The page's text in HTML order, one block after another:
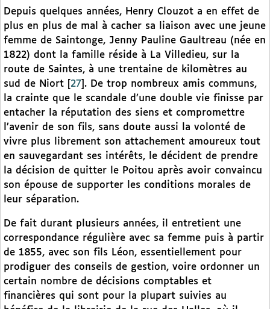
Depuis quelques années, Henry Clouzot a en effet de
plus en plus de mal à cacher sa liaison avec une jeune
femme de Saintonge, Jenny Pauline Gaultreau (née en
1822) dont la famille réside à La Villedieu, sur la
route de Saintes, à une trentaine de kilomètres au
sud de Niort
27 . De trop nombreux amis communs,
la crainte que le scandale d’une double vie finisse par
entacher la réputation des siens et compromettre
l’avenir de son fils, sans doute aussi la volonté de
vivre plus librement son attachement amoureux tout
en sauvegardant ses intérêts, le décident de prendre
la décision de quitter le Poitou après avoir convaincu
son épouse de supporter les conditions morales de
leur séparation.
De fait durant plusieurs années, il entretient une
correspondance régulière avec sa femme puis à partir
de 1855, avec son fils Léon, essentiellement pour
prodiguer des conseils de gestion, voire ordonner un
certain nombre de décisions comptables et
financières qui sont pour la plupart suivies au